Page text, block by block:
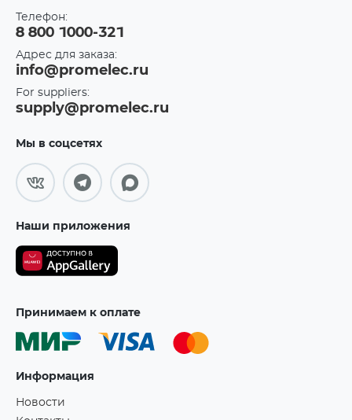
Телефон:
8 800 1000-321
Адрес для заказа:
info@promelec.ru
For suppliers:
supply@promelec.ru
Мы в соцсетях
Наши приложения
Принимаем к оплате
Информация
Новости